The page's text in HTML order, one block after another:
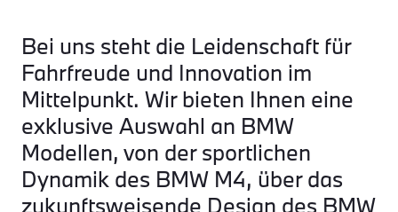
Bei uns steht die Leidenschaft für
Fahrfreude und Innovation im
Mittelpunkt. Wir bieten Ihnen eine
exklusive Auswahl an BMW
Modellen, von der sportlichen
Dynamik des BMW M4, über das
zukunftsweisende Design des BMW